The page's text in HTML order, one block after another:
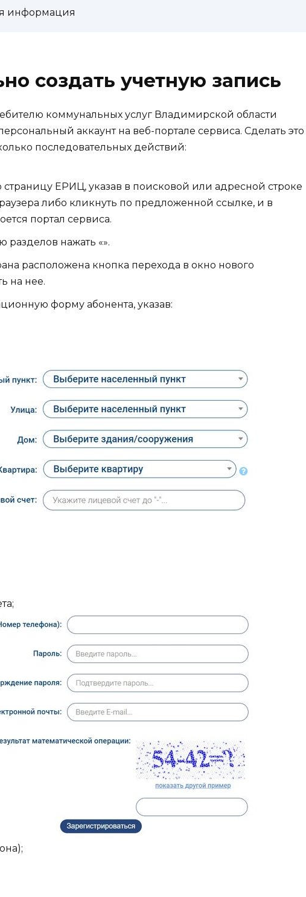
информация
создать учетную запись
коммунальных услуг Владимирской области
аккаунт на веб-портале сервиса. Сделать это
последовательных действий:
ЕРИЦ, указав в поисковой или адресной строке
либо кликнуть по предложенной ссылке, и в
портал сервиса.
нажать «».
расположена кнопка перехода в окно нового
на нее.
форму абонента, указав: